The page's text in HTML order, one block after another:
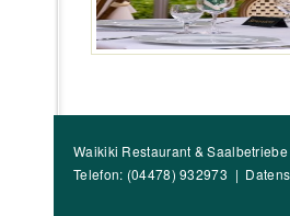
Waikiki Restaurant &
Telefon: (04478) 932973 |